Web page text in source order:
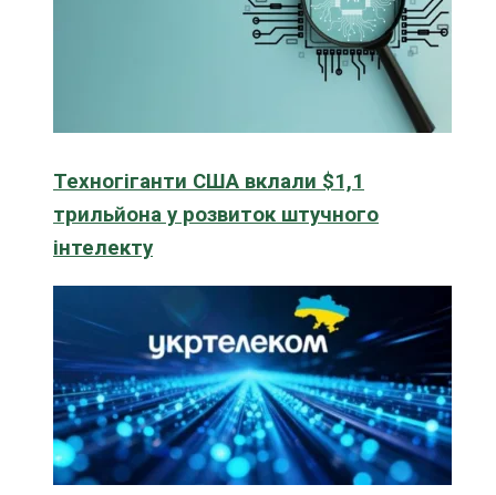
Техногіганти США вклали $1,1
трильйона у розвиток штучного
інтелекту